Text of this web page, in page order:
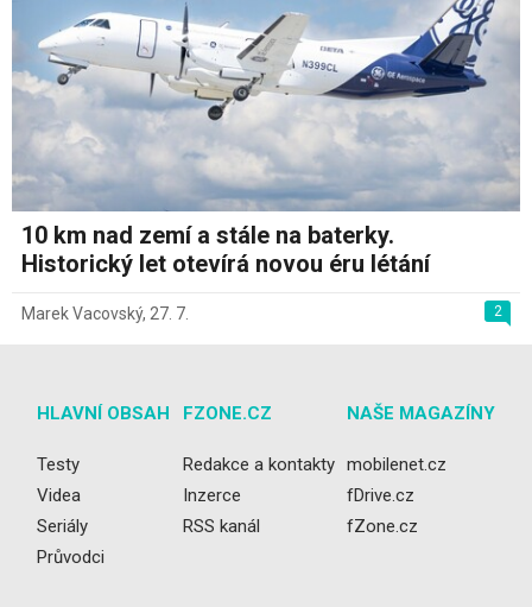
10 km nad zemí a stále na baterky.
Historický let otevírá novou éru létání
2
Marek Vacovský, 27. 7.
HLAVNÍ OBSAH
Testy
Videa
Seriály
Průvodci
FZONE.CZ
Redakce a kontakty
Inzerce
RSS kanál
NAŠE MAGAZÍNY
mobilenet.cz
fDrive.cz
fZone.cz